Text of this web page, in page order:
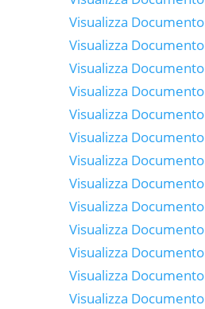
Visualizza Documento
Visualizza Documento
Visualizza Documento
Visualizza Documento
Visualizza Documento
Visualizza Documento
Visualizza Documento
Visualizza Documento
Visualizza Documento
Visualizza Documento
Visualizza Documento
Visualizza Documento
Visualizza Documento